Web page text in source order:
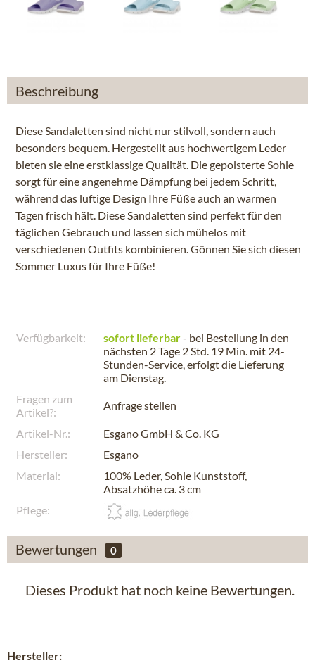
Beschreibung
Diese Sandaletten sind nicht nur stilvoll, sondern auch
besonders bequem. Hergestellt aus hochwertigem Leder
bieten sie eine erstklassige Qualität. Die gepolsterte Sohle
sorgt für eine angenehme Dämpfung bei jedem Schritt,
während das luftige Design Ihre Füße auch an warmen
Tagen frisch hält. Diese Sandaletten sind perfekt für den
täglichen Gebrauch und lassen sich mühelos mit
verschiedenen Outfits kombinieren. Gönnen Sie sich diesen
Sommer Luxus für Ihre Füße!
Verfügbarkeit: sofort lieferbar- bei Bestellung in den
nächsten 2 Tage 2 Std. 19 Min. mit 24-
Stunden-Service, erfolgt die Lieferung
am Dienstag.
Fragen zum
Artikel?:
Anfrage stellen
Artikel-Nr.:
Esgano GmbH & Co. KG
Hersteller:
Esgano
Material:
100% Leder, Sohle Kunststoff,
Absatzhöhe ca. 3 cm
Pflege:
Bewertungen 0
Dieses Produkt hat noch keine Bewertungen.
Hersteller: